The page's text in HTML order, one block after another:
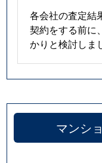
各会社の査定結
契約をする前に
かりと検討しま
マンシ